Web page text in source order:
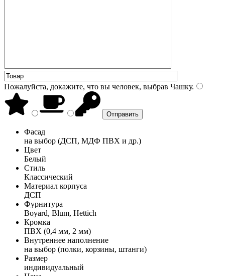
Пожалуйста, докажите, что вы человек, выбрав Чашку.
Фасад
на выбор (ДСП, МДФ ПВХ и др.)
Цвет
Белый
Стиль
Классический
Материал корпуса
ДСП
Фурнитура
Boyard, Blum, Hettich
Кромка
ПВХ (0,4 мм, 2 мм)
Внутреннее наполнение
на выбор (полки, корзины, штанги)
Размер
индивидуальный